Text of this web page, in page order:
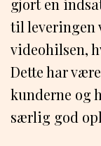
gjort en
til leveringen
videohilsen,
Dette har
kunderne og
særlig god